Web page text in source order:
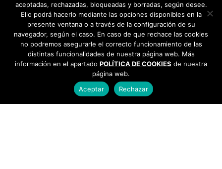
aceptadas, rechazadas, bloqueadas y borradas, según desee.
Ello podrá hacerlo mediante las opciones disponibles en la
presente ventana o a través de la configuración de su
navegador, según el caso. En caso de que rechace las cookies
no podremos asegurarle el correcto funcionamiento de las
distintas funcionalidades de nuestra página web. Más
información en el apartado POLÍTICA DE COOKIES de nuestra
página web.
Aceptar
Rechazar